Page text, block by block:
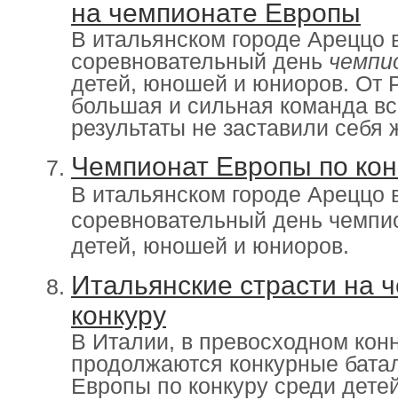
на чемпионате Европы
В итальянском городе
соревновательный день
детей, юношей и юниоров. От
большая и сильная команда
результаты не заставили себя
Чемпионат Европы по
В итальянском городе Ареццо
соревновательный день
детей, юношей и юниоров.
Итальянские страсти на
конкуру
В Италии, в превосходном
продолжаются конкурные
Европы по конкуру среди